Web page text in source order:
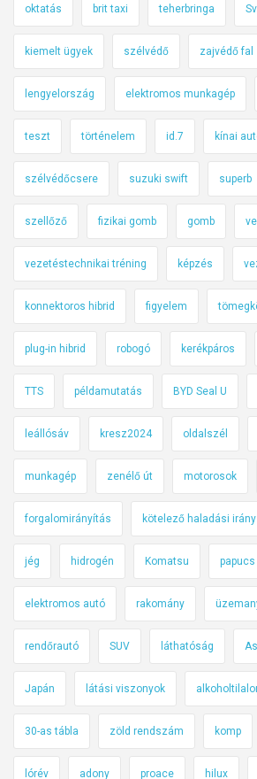
oktatás brit taxi teherbringa
kiemelt ügyek szélvédő zajvédő fal
lengyelország elektromos munkagép
teszt történelem id.7 kínai
szélvédőcsere suzuki swift superb
szellőző fizikai gomb gomb
vezetéstechnikai tréning képzés
konnektoros hibrid figyelem
plug-in hibrid robogó kerékpáros
TTS példamutatás BYD Seal U
leállósáv kresz2024 oldalszél
munkagép zenélő út motorosok
forgalomirányítás kötelező haladási irány
jég hidrogén Komatsu papucs
elektromos autó rakomány
rendőrautó SUV láthatóság
Japán látási viszonyok
30-as tábla zöld rendszám komp
lórév adony proace hilux